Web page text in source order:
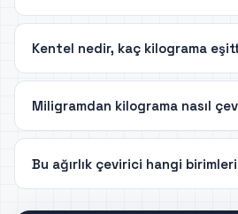
Kentel nedir, kaç kilograma
Miligramdan kilograma nasıl
Bu ağırlık çevirici hangi